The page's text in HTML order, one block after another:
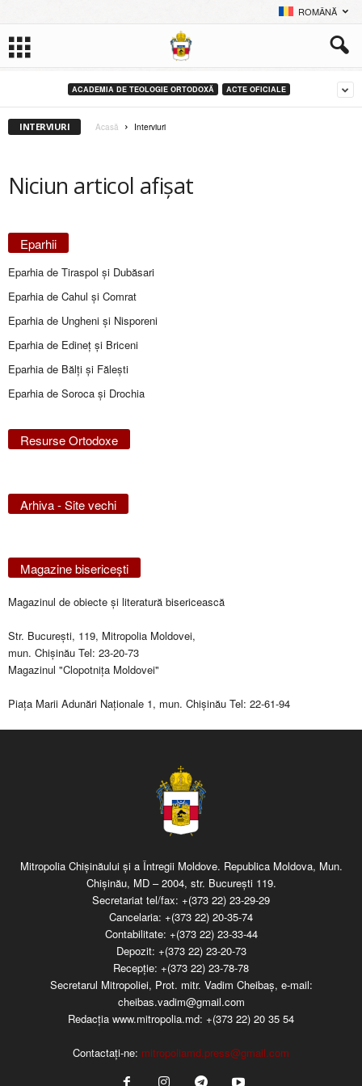
ROMÂNĂ
ACADEMIA DE TEOLOGIE ORTODOXĂ ACTE OFICIALE
INTERVIURI Acasă Interviuri
Niciun articol afișat
Eparhii
Eparhia de Tiraspol și Dubăsari
Eparhia de Cahul și Comrat
Eparhia de Ungheni și Nisporeni
Eparhia de Edineţ şi Briceni
Eparhia de Bălţi şi Făleşti
Eparhia de Soroca și Drochia
Resurse Ortodoxe
Arhiva - Site vechi
Magazine bisericeşti
Magazinul de obiecte şi literatură bisericească
Str. Bucureşti, 119, Mitropolia Moldovei,
mun. Chişinău Tel: 23-20-73
Magazinul "Clopotniţa Moldovei"
Piaţa Marii Adunări Naţionale 1, mun. Chişinău Tel: 22-61-94
Mitropolia Chişinăului şi a Întregii Moldove. Republica Moldova, Mun.
Chişinău, MD – 2004, str. Bucureşti 119.
Secretariat tel/fax: +(373 22) 23-29-29
Cancelaria: +(373 22) 20-35-74
Contabilitate: +(373 22) 23-33-44
Depozit: +(373 22) 23-20-73
Recepţie: +(373 22) 23-78-78
Secretarul Mitropoliei, Prot. mitr. Vadim Cheibaş, e-mail:
cheibas.vadim@gmail.com
Redacția www.mitropolia.md: +(373 22) 20 35 54
Contactați-ne: mitropoliamd.press@gmail.com